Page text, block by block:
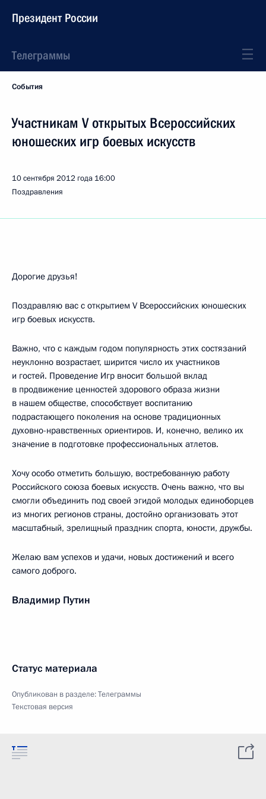
Президент России
Телеграммы
События
Участникам V открытых Всероссийских
юношеских игр боевых искусств
10 сентября 2012 года 16:00
Поздравления
Дорогие друзья!
Поздравляю вас с открытием V Всероссийских юношеских
игр боевых искусств.
Важно, что с каждым годом популярность этих состязаний
неуклонно возрастает, ширится число их участников
и гостей. Проведение Игр вносит большой вклад
в продвижение ценностей здорового образа жизни
в нашем обществе, способствует воспитанию
подрастающего поколения на основе традиционных
духовно-нравственных ориентиров. И, конечно, велико их
значение в подготовке профессиональных атлетов.
Хочу особо отметить большую, востребованную работу
Российского союза боевых искусств. Очень важно, что вы
смогли объединить под своей эгидой молодых единоборцев
из многих регионов страны, достойно организовать этот
масштабный, зрелищный праздник спорта, юности, дружбы.
Желаю вам успехов и удачи, новых достижений и всего
самого доброго.
Владимир Путин
Статус материала
Опубликован в разделе:Телеграммы
Текстовая версия